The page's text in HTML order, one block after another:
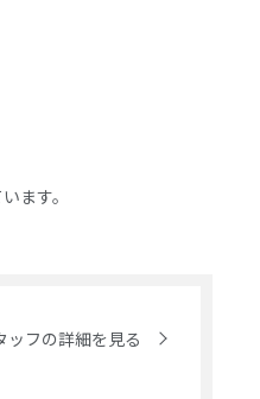
ます。
ッフの詳細を見る